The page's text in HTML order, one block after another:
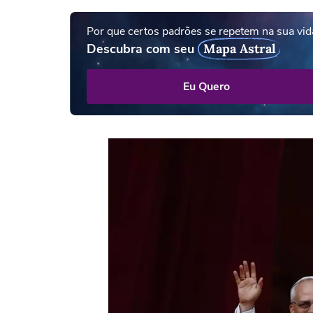
Por que certos padrões se repetem na sua
Descubra com seu Mapa Astral
Eu Quero